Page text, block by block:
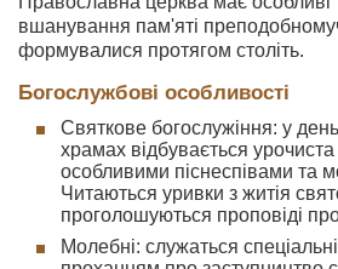
вшанування пам'яті
формувалися протягом століть.
Богослужбові особливості
Святкове богослужіння: у
храмах відбувається урочиста
особливими піснеспівами та
Читаються уривки з житія
проголошуються проповіді
Молебні: служаться